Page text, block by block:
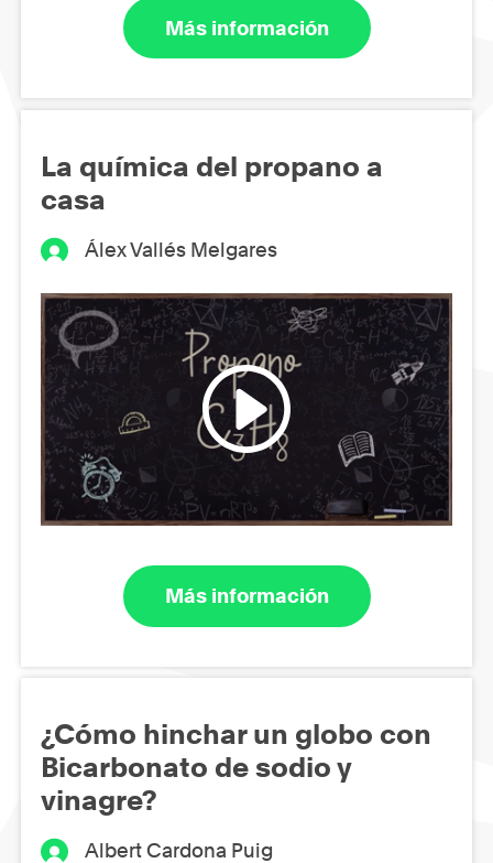
Más información
La química del propano a
casa
Álex Vallés Melgares
Más información
¿Cómo hinchar un globo con
Bicarbonato de sodio y
vinagre?
Albert Cardona Puig